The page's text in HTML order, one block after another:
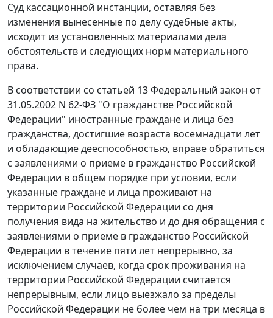
Суд кассационной инстанции, оставляя без
изменения вынесенные по делу судебные акты,
исходит из установленных материалами дела
обстоятельств и следующих норм материального
права.
В соответствии со статьей 13Федеральный закон от
31.05.2002 N 62-ФЗ "О гражданстве Российской
Федерации" иностранные граждане и лица без
гражданства, достигшие возраста восемнадцати лет
и обладающие дееспособностью, вправе обратиться
с заявлениями о приеме в гражданство Российской
Федерации в общем порядке при условии, если
указанные граждане и лица проживают на
территории Российской Федерации со дня
получения вида на жительство и до дня обращения с
заявлениями о приеме в гражданство Российской
Федерации в течение пяти лет непрерывно, за
исключением случаев, когда срок проживания на
территории Российской Федерации считается
непрерывным, если лицо выезжало за пределы
Российской Федерации не более чем на три месяца в